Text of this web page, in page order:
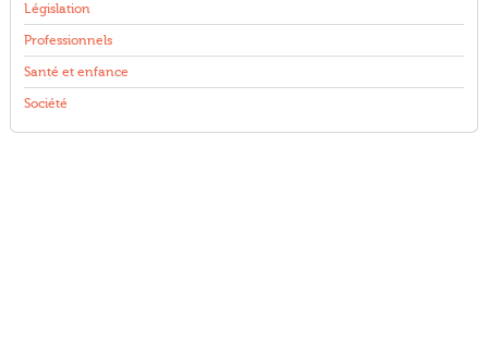
Législation
Professionnels
Santé et enfance
Société